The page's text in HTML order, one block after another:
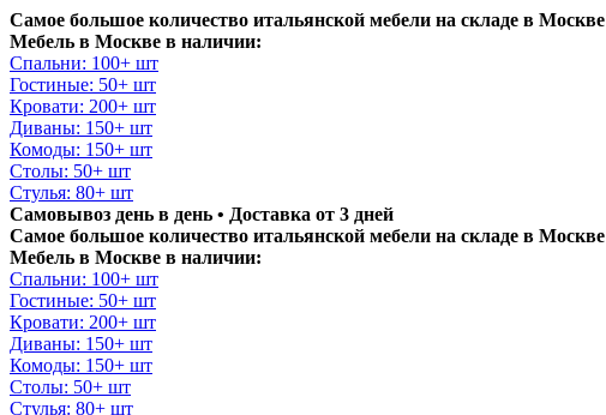
Самое большое количество итальянской мебели на складе в Москве
Мебель в Москве в наличии:
Спальни: 100+ шт
Гостиные: 50+ шт
Кровати: 200+ шт
Диваны: 150+ шт
Комоды: 150+ шт
Столы: 50+ шт
Стулья: 80+ шт
Самовывоз день в день • Доставка от 3 дней
Самое большое количество итальянской мебели на складе в Москве
Мебель в Москве в наличии:
Спальни: 100+ шт
Гостиные: 50+ шт
Кровати: 200+ шт
Диваны: 150+ шт
Комоды: 150+ шт
Столы: 50+ шт
Стулья: 80+ шт